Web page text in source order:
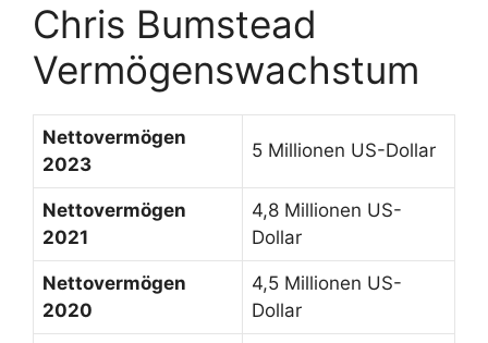
Chris Bumstead
Vermögenswachstum
Nettovermögen
2023
5 Millionen US-Dollar
Nettovermögen
2021
4,8 Millionen US-
Dollar
Nettovermögen
2020
4,5 Millionen US-
Dollar